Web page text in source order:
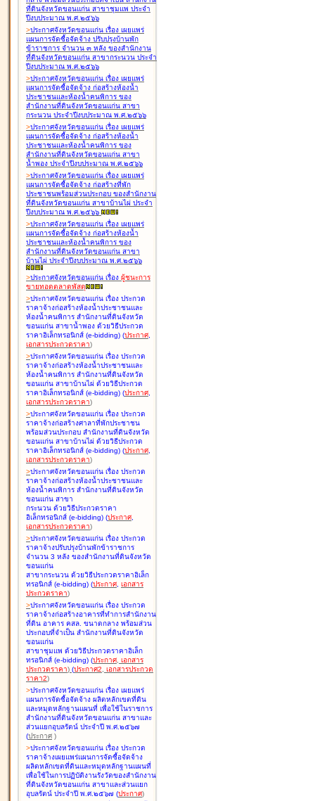
ที่ดินจังหวัดขอนแก่น สาขาชุมแพ ประจำ
ปีงบประมาณ พ.ศ.๒๕๖๖
>ประกาศจังหวัดขอนแก่น เรื่อง เผยแพร่
แผนการจัดซื้อจัดจ้าง ปรับปรุงบ้านพัก
ข้าราชการ จำนวน ๓ หลัง ของสำนักงาน
ที่ดินจังหวัดขอนแก่น สาขากระนวน ประจำ
ปีงบประมาณ พ.ศ.๒๕๖๖
>ประกาศจังหวัดขอนแก่น เรื่อง เผยแพร่
แผนการจัดซื้อจัดจ้าง ก่อสร้างห้องน้ำ
ประชาชนและห้องน้ำคนพิการ ของ
สำนักงานที่ดินจังหวัดขอนแก่น สาขา
กระนวน ประจำปีงบประมาณ พ.ศ.๒๕๖๖
>ประกาศจังหวัดขอนแก่น เรื่อง เผยแพร่
แผนการจัดซื้อจัดจ้าง ก่อสร้างห้องน้ำ
ประชาชนและห้องน้ำคนพิการ ของ
สำนักงานที่ดินจังหวัดขอนแก่น สาขา
น้ำพอง ประจำปีงบประมาณ พ.ศ.๒๕๖๖
>ประกาศจังหวัดขอนแก่น เรื่อง เผยแพร่
แผนการจัดซื้อจัดจ้าง ก่อสร้างที่พัก
ประชาชนพร้อมส่วนประกอบ ของสำนักงาน
ที่ดินจังหวัดขอนแก่น สาขาบ้านไผ่ ประจำ
ปีงบประมาณ พ.ศ.๒๕๖๖
>ประกาศจังหวัดขอนแก่น เรื่อง เผยแพร่
แผนการจัดซื้อจัดจ้าง ก่อสร้างห้องน้ำ
ประชาชนและห้องน้ำคนพิการ ของ
สำนักงานที่ดินจังหวัดขอนแก่น สาขา
บ้านไผ่ ประจำปีงบประมาณ พ.ศ.๒๕๖๖
>ประกาศจังหวัดขอนแก่น เรื่อง ผู้ชนะการ
ขายทอดตลาดพัสดุ
>ประกาศจังหวัดขอนแก่น เรื่อง ประกวด
ราคาจ้างก่อสร้างห้องน้ำประชาชนและ
ห้องน้ำคนพิการ สำนักงานที่ดินจังหวัด
ขอนแก่น สาขาน้ำพอง ด้วยวิธีประกวด
ราคาอิเล็กทรอนิกส์ (e-bidding) (ประกาศ,
เอกสารประกวดราคา)
>ประกาศจังหวัดขอนแก่น เรื่อง ประกวด
ราคาจ้างก่อสร้างห้องน้ำประชาชนและ
ห้องน้ำคนพิการ สำนักงานที่ดินจังหวัด
ขอนแก่น สาขาบ้านไผ่ ด้วยวิธีประกวด
ราคาอิเล็กทรอนิกส์ (e-bidding) (ประกาศ,
เอกสารประกวดราคา)
>ประกาศจังหวัดขอนแก่น เรื่อง ประกวด
ราคาจ้างก่อสร้างศาลาที่พักประชาชน
พร้อมส่วนประกอบ สำนักงานที่ดินจังหวัด
ขอนแก่น สาขาบ้านไผ่ ด้วยวิธีประกวด
ราคาอิเล็กทรอนิกส์ (e-bidding) (ประกาศ,
เอกสารประกวดราคา)
>ประกาศจังหวัดขอนแก่น เรื่อง ประกวด
ราคาจ้างก่อสร้างห้องน้ำประชาชนและ
ห้องน้ำคนพิการ สำนักงานที่ดินจังหวัด
ขอนแก่น สาขา
กระนวน ด้วยวิธีประกวดราคา
อิเล็กทรอนิกส์ (e-bidding) (ประกาศ,
เอกสารประกวดราคา)
>ประกาศจังหวัดขอนแก่น เรื่อง ประกวด
ราคาจ้างปรับปรุงบ้านพักข้าราชการ
จำนวน 3 หลัง ของสำนักงานที่ดินจังหวัด
ขอนแก่น
สาขากระนวน ด้วยวิธีประกวดราคาอิเล็ก
ทรอนิกส์ (e-bidding) (ประกาศ, เอกสาร
ประกวดราคา)
>ประกาศจังหวัดขอนแก่น เรื่อง ประกวด
ราคาจ้างก่อสร้างอาคารที่ทำการสำนักงาน
ที่ดิน อาคาร คสล. ขนาดกลาง พร้อมส่วน
ประกอบที่จำเป็น สำนักงานที่ดินจังหวัด
ขอนแก่น
สาขาชุมแพ ด้วยวิธีประกวดราคาอิเล็ก
ทรอนิกส์ (e-bidding) (ประกาศ, เอกสาร
ประกวดราคา) (ประกาศ2, เอกสารประกวด
ราคา2)
>ประกาศจังหวัดขอนแก่น เรื่อง เผยแพร่
แผนการจัดซื้อจัดจ้าง ผลิตหลักเขตที่ดิน
และหมุดหลักฐานแผนที่ เพื่อใช้ในราชการ
สำนักงานที่ดินจังหวัดขอนแก่น สาขาและ
ส่วนแยกอุบลรัตน์ ประจำปี พ.ศ.๒๕๖๗
(ประกาศ )
>ประกาศจังหวัดขอนแก่น เรื่อง ประกวด
ราคาจ้างเผยแพร่แผนการจัดซื้อจัดจ้าง
ผลิตหลักเขตที่ดินและหมุดหลักฐานแผนที่
เพื่อใช้ในการปฏิบัติงานรังวัดของสำนักงาน
ที่ดินจังหวัดขอนแก่น สาขาและส่วนแยก
อุบลรัตน์ ประจำปี พ.ศ.๒๕๖๗ (ประกาศ)